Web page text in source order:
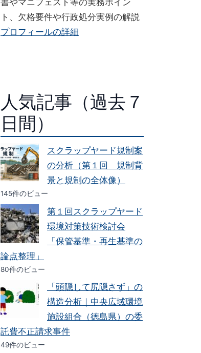
書やマニフェスト等の実務ポイン
ト、欠格要件や行政処分実例の解説
プロフィールの詳細
人気記事（過去７
日間）
スクラップヤード規制案
の分析（第１回 規制背
景と規制の全体像）
145件のビュー
第１回スクラップヤード
環境対策技術検討会
「保管基準・再生基準の
論点整理」
80件のビュー
「頭隠して尻隠さず」の
構造分析｜中央広域環境
施設組合（徳島県）の委
託費不正請求事件
49件のビュー